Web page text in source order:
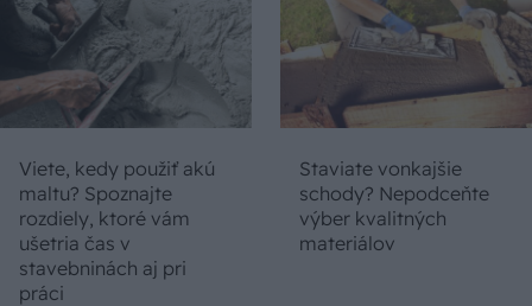
Viete, kedy použiť akú
maltu? Spoznajte
rozdiely, ktoré vám
ušetria čas v
stavebninách aj pri
práci
Staviate vonkajšie
schody? Nepodceňte
výber kvalitných
materiálov